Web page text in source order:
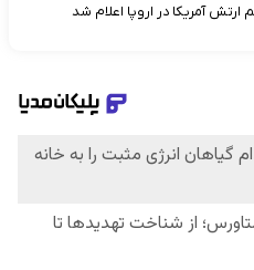
ارتش آمریکا در اروپا اعلام شد